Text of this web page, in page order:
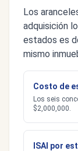
Los
adquisición
estados es
mismo
Costo de
Los seis
$2,000,000.
ISAI por